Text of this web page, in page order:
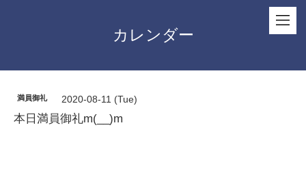
カレンダー
満員御礼 2020-08-11 (Tue)
本日満員御礼m(__)m